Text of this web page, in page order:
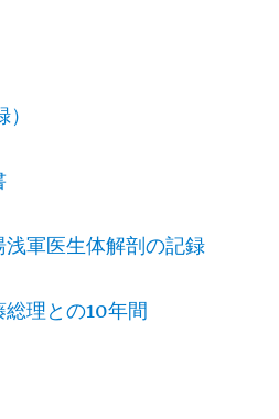
軍医生体解剖の記録
理との10年間